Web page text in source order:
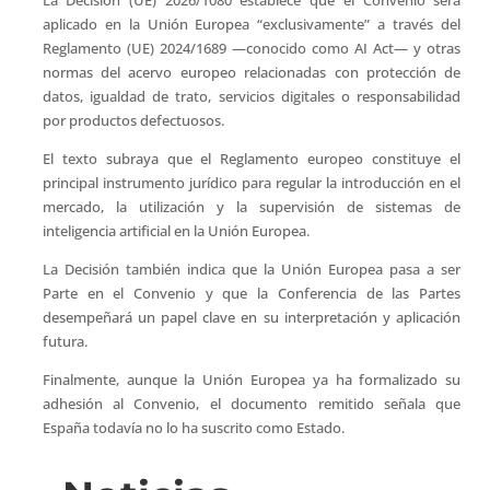
aplicado en la Unión Europea “exclusivamente” a través del
Reglamento (UE) 2024/1689 —conocido como AI Act— y otras
normas del acervo europeo relacionadas con protección de
datos, igualdad de trato, servicios digitales o responsabilidad
por productos defectuosos.
El texto subraya que el Reglamento europeo constituye el
principal instrumento jurídico para regular la introducción en el
mercado, la utilización y la supervisión de sistemas de
inteligencia artificial en la Unión Europea.
La Decisión también indica que la Unión Europea pasa a ser
Parte en el Convenio y que la Conferencia de las Partes
desempeñará un papel clave en su interpretación y aplicación
futura.
Finalmente, aunque la Unión Europea ya ha formalizado su
adhesión al Convenio, el documento remitido señala que
España todavía no lo ha suscrito como Estado.